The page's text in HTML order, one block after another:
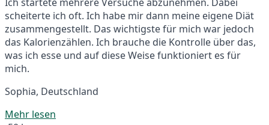
scheiterte ich oft. Ich habe mir dann meine eigene Diät
zusammengestellt. Das wichtigste für mich war jedoch
das Kalorienzählen. Ich brauche die Kontrolle über das,
was ich esse und auf diese Weise funktioniert es für
mich.
Sophia, Deutschland
Mehr lesen